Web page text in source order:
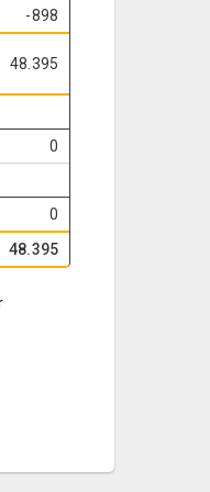
-898
48.395
0
0
48.395